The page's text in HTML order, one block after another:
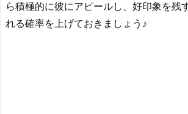
ら積極的に彼にアピールし、好印象を残
れる確率を上げておきましょう♪